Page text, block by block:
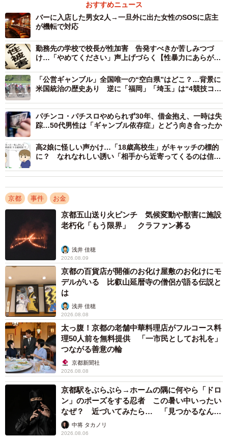
僚に無心した。親には言えなかった。
そんな時、“奇跡”が起きた。仕事で付き合いのあった年上
の知人に泣きつくと、400万円を貸してくれた。「これです
べての借金を返してやり直せ」。まさに神の声だった。と
ころが。友人や同僚といくつかの会社に返したものの、
「これだけあればもっと増やせる」と300万円を手元に残し
た。
スマホで賭け
その頃はボートレースにもはまっていた。365日朝から晩
まで、全国のどこかの公営競艇場で切れ目なくレースが開
かれ、スマホがあればどこでもいつでも瞬時に賭けられ
た。
勝つ自信があった。営業に行く電車の中。昼に入った定
食屋。顧客との商談中に賭けたこともあった。どん底から
はい上がるはずの金が“溶ける”のには3週間もかからなかっ
た。「思い返すだけでもへどが出そう」とシュンさんは振
り返る。
年上の知人に本当のことは言えなかった。「他の借金は
きれいにしました」とうその報告すると、知人は「じゃあ
後は俺だけやな」と励ますように笑った。その後、会社を
やめて知人の仕事を手伝い始めた。
闇バイトで金
それでもギャンブルはやめなかった。借りられるのはも
う友人と親だけ。「倍にして返す」「これで最後」。手当
たり次第に電話をかけ、調子のいいうそを重ねた。いよい
よ借り先が尽きると、ヤミ金や携帯電話の名義貸しにも手
おすすめニュース
バーに入店した男女2人→一旦外に出た女性のSOSに店主
が機転で対応
勤務先の学校で校長が性加害 告発すべきか苦しみつづ
け…「やめてください」声上げづらく【性暴力にあらが
「公営ギャンブル」全国唯一の“空白県”はどこ？…背景に
米国統治の歴史あり 逆に「福岡」「埼玉」は“4競技コン
パチンコ・パチスロやめられず30年、借金抱え、一時は失
踪…50代男性は「ギャンブル依存症」とどう向き合ったか
高2娘に怪しい声かけ…「18歳高校生」がキャッチの標的
に？ なれなれしい誘い「相手から近寄ってくるのは信用
京都 事件 お金
京都五山送り火ピンチ 気候変動や獣害に施設
老朽化「もう限界」 クラファン募る
浅井 佳穂
2026.08.09
京都の百貨店が開催のお化け屋敷のお化けにモ
デルがいる 比叡山延暦寺の僧侶が語る伝説と
は
浅井 佳穂
2026.08.08
太っ腹！京都の老舗中華料理店がフルコース料
理50人前を無料提供 「一市民としてお礼を」
つながる善意の輪
京都新聞社
2026.08.08
京都駅をぶらぶら→ホームの隅に何やら「ドロ
ン」のポーズをする忍者 この暑い中いったい
なぜ？ 近づいてみたら… 「見つかるなんて
未熟」中将 タカノリ
2026.08.06